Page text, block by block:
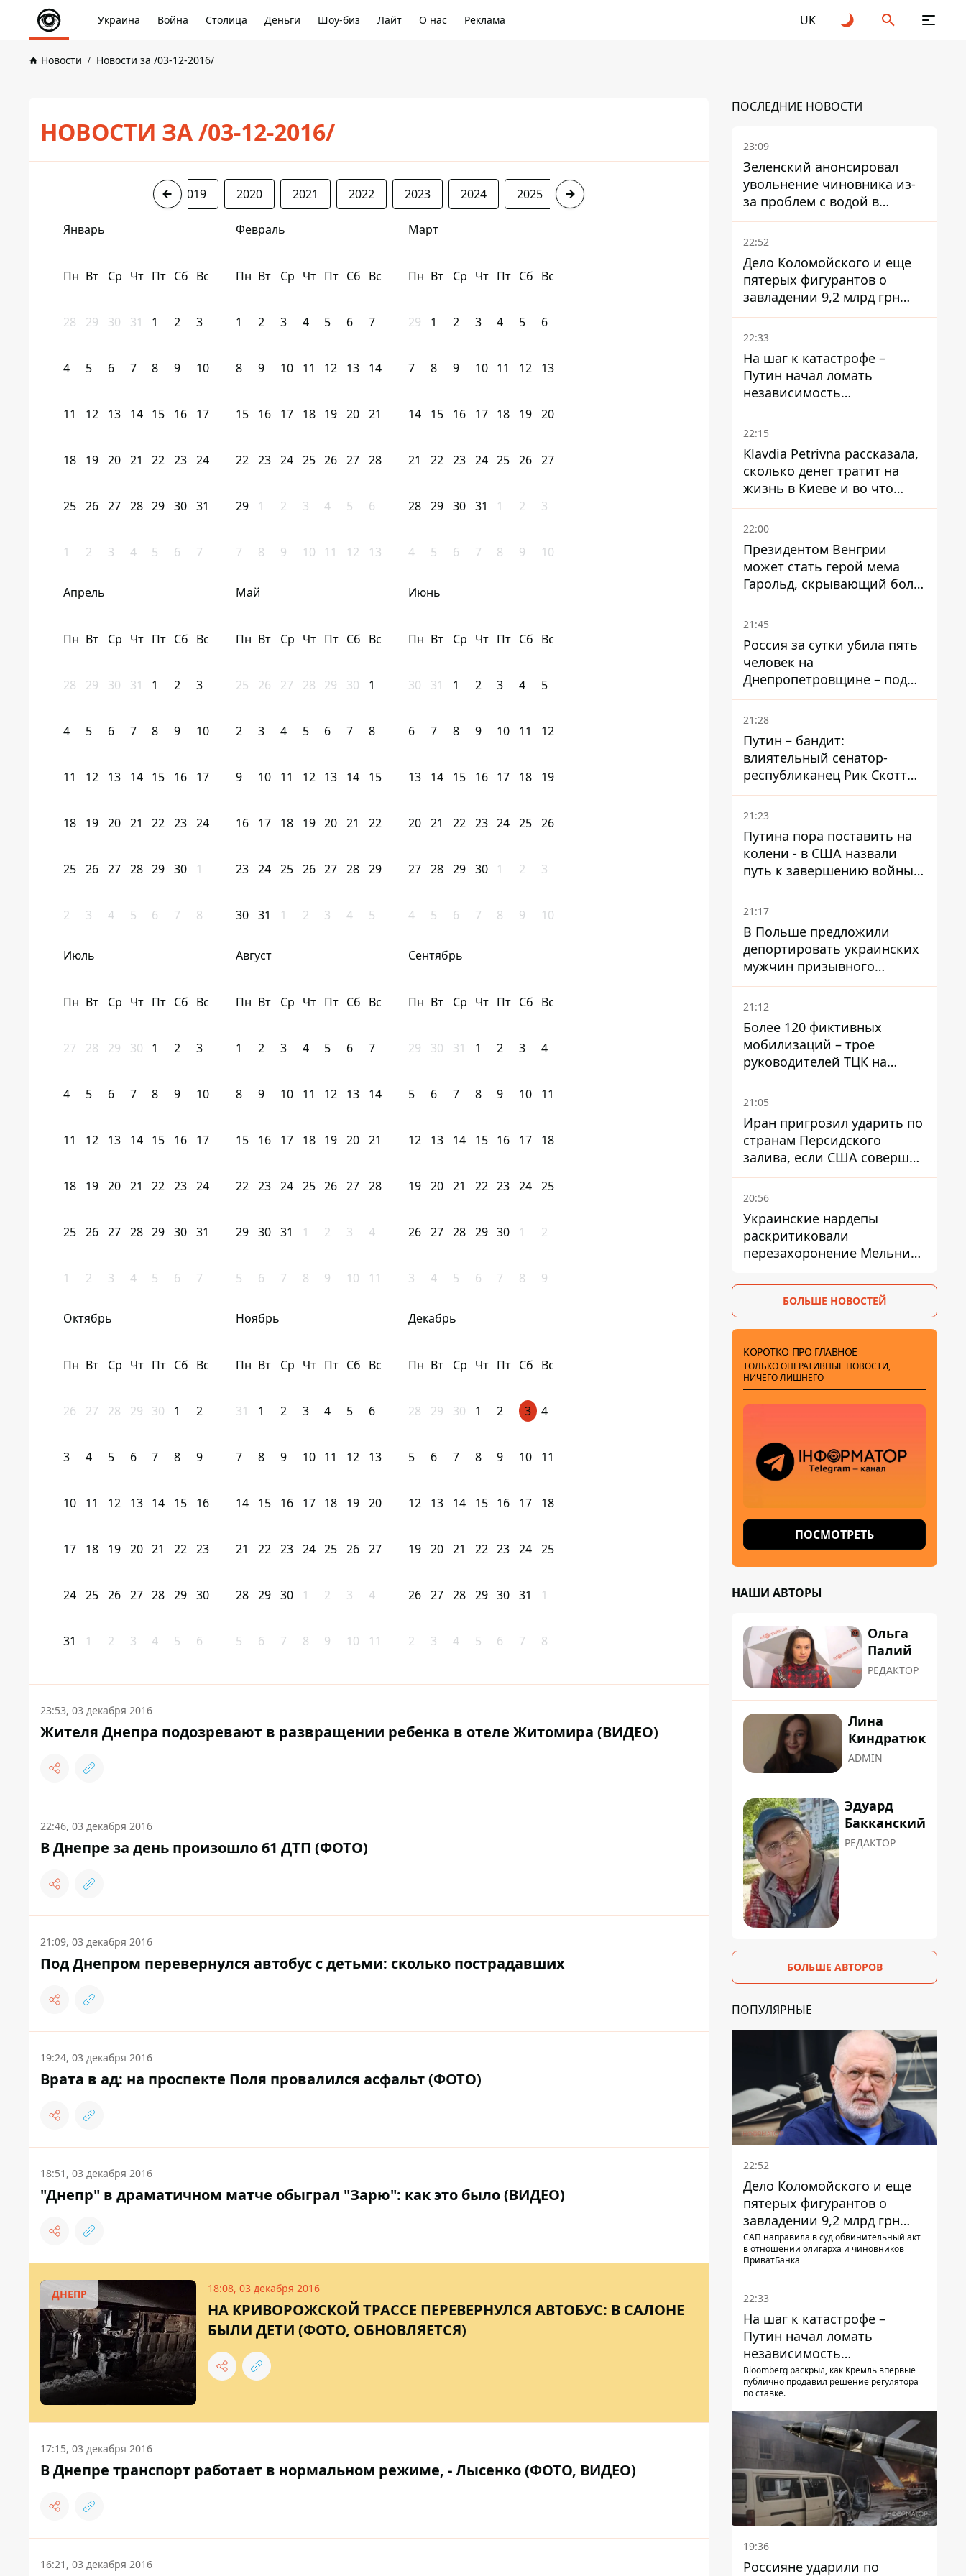
Украина Война Столица Деньги Шоу-биз Лайт О нас Реклама UK
Новости Новости за /03-12-2016/
НОВОСТИ ЗА /03-12-2016/
2019 2020 2021 2022 2023 2024 2025 2026
Январь
Пн Вт Ср Чт Пт Сб Вс
28 29 30 31 1 2 3
4 5 6 7 8 9 10
11 12 13 14 15 16 17
18 19 20 21 22 23 24
25 26 27 28 29 30 31
1 2 3 4 5 6 7
Февраль
Пн Вт Ср Чт Пт Сб Вс
1 2 3 4 5 6 7
8 9 10 11 12 13 14
15 16 17 18 19 20 21
22 23 24 25 26 27 28
29 1 2 3 4 5 6
7 8 9 10 11 12 13
Март
Пн Вт Ср Чт Пт Сб Вс
29 1 2 3 4 5 6
7 8 9 10 11 12 13
14 15 16 17 18 19 20
21 22 23 24 25 26 27
28 29 30 31 1 2 3
4 5 6 7 8 9 10
Апрель
Пн Вт Ср Чт Пт Сб Вс
28 29 30 31 1 2 3
4 5 6 7 8 9 10
11 12 13 14 15 16 17
18 19 20 21 22 23 24
25 26 27 28 29 30 1
2 3 4 5 6 7 8
Май
Пн Вт Ср Чт Пт Сб Вс
25 26 27 28 29 30 1
2 3 4 5 6 7 8
9 10 11 12 13 14 15
16 17 18 19 20 21 22
23 24 25 26 27 28 29
30 31 1 2 3 4 5
Июнь
Пн Вт Ср Чт Пт Сб Вс
30 31 1 2 3 4 5
6 7 8 9 10 11 12
13 14 15 16 17 18 19
20 21 22 23 24 25 26
27 28 29 30 1 2 3
4 5 6 7 8 9 10
Июль
Пн Вт Ср Чт Пт Сб Вс
27 28 29 30 1 2 3
4 5 6 7 8 9 10
11 12 13 14 15 16 17
18 19 20 21 22 23 24
25 26 27 28 29 30 31
1 2 3 4 5 6 7
Август
Пн Вт Ср Чт Пт Сб Вс
1 2 3 4 5 6 7
8 9 10 11 12 13 14
15 16 17 18 19 20 21
22 23 24 25 26 27 28
29 30 31 1 2 3 4
5 6 7 8 9 10 11
Сентябрь
Пн Вт Ср Чт Пт Сб Вс
29 30 31 1 2 3 4
5 6 7 8 9 10 11
12 13 14 15 16 17 18
19 20 21 22 23 24 25
26 27 28 29 30 1 2
3 4 5 6 7 8 9
Октябрь
Пн Вт Ср Чт Пт Сб Вс
26 27 28 29 30 1 2
3 4 5 6 7 8 9
10 11 12 13 14 15 16
17 18 19 20 21 22 23
24 25 26 27 28 29 30
31 1 2 3 4 5 6
Ноябрь
Пн Вт Ср Чт Пт Сб Вс
31 1 2 3 4 5 6
7 8 9 10 11 12 13
14 15 16 17 18 19 20
21 22 23 24 25 26 27
28 29 30 1 2 3 4
5 6 7 8 9 10 11
Декабрь
Пн Вт Ср Чт Пт Сб Вс
28 29 30 1 2 3 4
5 6 7 8 9 10 11
12 13 14 15 16 17 18
19 20 21 22 23 24 25
26 27 28 29 30 31 1
2 3 4 5 6 7 8
23:53, 03 декабря 2016
Жителя Днепра подозревают в развращении ребенка в отеле Житомира (ВИДЕО)
22:46, 03 декабря 2016
В Днепре за день произошло 61 ДТП (ФОТО)
21:09, 03 декабря 2016
Под Днепром перевернулся автобус с детьми: сколько пострадавших
19:24, 03 декабря 2016
Врата в ад: на проспекте Поля провалился асфальт (ФОТО)
18:51, 03 декабря 2016
"Днепр" в драматичном матче обыграл "Зарю": как это было (ВИДЕО)
ДНЕПР 18:08, 03 декабря 2016
НА КРИВОРОЖСКОЙ ТРАССЕ ПЕРЕВЕРНУЛСЯ АВТОБУС: В САЛОНЕ
БЫЛИ ДЕТИ (ФОТО, ОБНОВЛЯЕТСЯ)
17:15, 03 декабря 2016
В Днепре транспорт работает в нормальном режиме, - Лысенко (ФОТО, ВИДЕО)
16:21, 03 декабря 2016
ПОСЛЕДНИЕ НОВОСТИ
23:09
Зеленский анонсировал
увольнение чиновника из-
за проблем с водой в
Марганце
22:52
Дело Коломойского и еще
пятерых фигурантов о
завладении 9,2 млрд грн
ПриватБанка направили в
суд
22:33
На шаг к катастрофе –
Путин начал ломать
независимость
собственного Центробанка,
заставив снизить базовую
ставку
22:15
Klavdia Petrivna рассказала,
сколько денег тратит на
жизнь в Киеве и во что
вкладывает миллионы
22:00
Президентом Венгрии
может стать герой мема
Гарольд, скрывающий боль
– он возглавил народное
голосование
21:45
Россия за сутки убила пять
человек на
Днепропетровщине – под
ударами оказались пять
районов области
21:28
Путин – бандит:
влиятельный сенатор-
республиканец Рик Скотт
призвал Конгресс привлечь
РФ к ответственности за
21:23
Путина пора поставить на
колени - в США назвали
путь к завершению войны -
National Security Journal
21:17
В Польше предложили
депортировать украинских
мужчин призывного
возраста - кого это может
затронуть
21:12
Более 120 фиктивных
мобилизаций – трое
руководителей ТЦК на
Волыни и Буковине
получили подозрения за
21:05
Иран пригрозил ударить по
странам Персидского
залива, если США совершат
хотя бы одну атаку - Reuters
20:56
Украинские нардепы
раскритиковали
перезахоронение Мельника
дипломатической изоляции
БОЛЬШЕ НОВОСТЕЙ
КОРОТКО ПРО ГЛАВНОЕ
ТОЛЬКО ОПЕРАТИВНЫЕ НОВОСТИ,
НИЧЕГО ЛИШНЕГО
ПОСМОТРЕТЬ
НАШИ АВТОРЫ
Ольга
Палий
РЕДАКТОР
Лина
Киндратюк
ADMIN
Эдуард
Бакканский
РЕДАКТОР
БОЛЬШЕ АВТОРОВ
ПОПУЛЯРНЫЕ
22:52
Дело Коломойского и еще
пятерых фигурантов о
завладении 9,2 млрд грн
ПриватБанка направили в
суд
САП направила в суд обвинительный акт
в отношении олигарха и чиновников
ПриватБанка
22:33
На шаг к катастрофе –
Путин начал ломать
независимость
собственного Центробанка,
заставив снизить базовую
Bloomberg раскрыл, как Кремль впервые
публично продавил решение регулятора
по ставке.
19:36
Россияне ударили по